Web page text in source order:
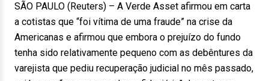
SÃO PAULO (Reuters) – A Verde Asset afirmou em carta
a cotistas que “foi vítima de uma fraude” na crise da
Americanas e afirmou que embora o prejuízo do fundo
tenha sido relativamente pequeno com as debêntures da
varejista que pediu recuperação judicial no mês passado,